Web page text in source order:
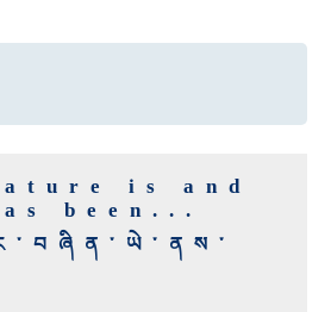
is and
been...